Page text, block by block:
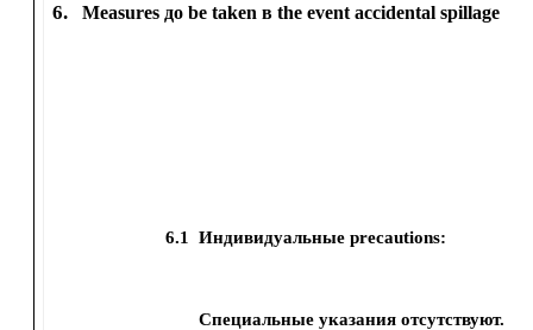
6. Measures до be taken в the event accidental spillage
6.1 Индивидуальные precautions:
Специальные указания отсутствуют.